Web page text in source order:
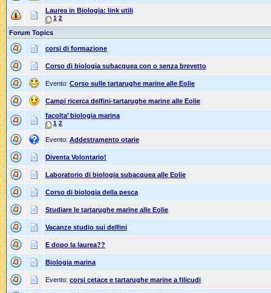
Laurea in Biologia: link utili
1 2
Forum Topics
corsi di formazione
Corso di biologia subacquea con o senza brevetto
Evento: Corso sulle tartarughe marine alle Eolie
Campi ricerca delfini-tartarughe marine alle Eolie
facolta’ biologia marina
1 2
Evento: Addestramento otarie
Diventa Volontario!
Laboratorio di biologia subacquea alle Eolie
Corso di biologia della pesca
Studiare le tartarughe marine alle Eolie
Vacanze studio sui delfini
E dopo la laurea??
Biologia marina
Evento: corsi cetace e tartarughe marine a filicudi